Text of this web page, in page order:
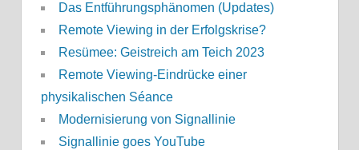
Das Entführungsphänomen (Updates)
Remote Viewing in der Erfolgskrise?
Resümee: Geistreich am Teich 2023
Remote Viewing-Eindrücke einer
physikalischen Séance
Modernisierung von Signallinie
Signallinie goes YouTube